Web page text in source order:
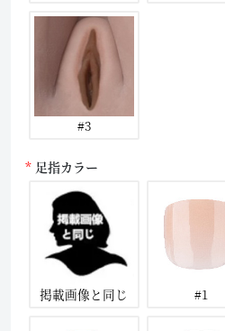
#3
足指カラー
掲載画像と同じ #1